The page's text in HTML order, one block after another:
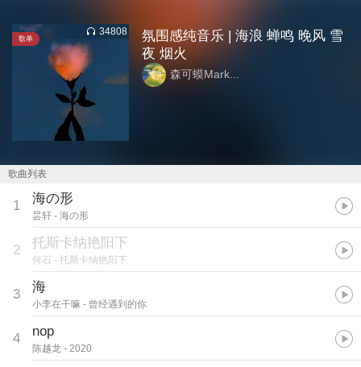
歌单
34808
氛围感纯音乐 | 海浪 蝉鸣 晚风 雪
夜 烟火
森可蟆Mark...
歌曲列表
1 海の形
昙轩 - 海の形
2 托斯卡纳艳阳下
何石 - 托斯卡纳艳阳下
3 海
小李在干嘛 - 曾经遇到的你
4 nop
陈越龙 - 2020